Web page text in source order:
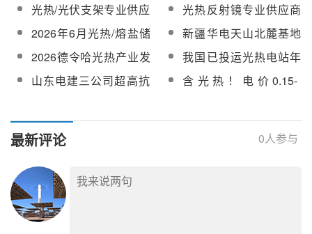
光热/光伏支架专业供应
商—河南天丰新能源科
技股份有限公司加入
CSPPLAZA会员单位
光热反射镜专业供应商
—武汉圣普太阳能科技
有限公司加入
CSPPLAZA会员单位
2026年6月光热/熔盐储
热相关中标项目及单位
一览
新疆华电天山北麓基地
100MW光热发电工程
EPC总承包项目国产熔
盐截止阀、熔盐三偏心
2026德令哈光热产业发
展论坛4月15日召开
我国已投运光热电站年
光电转化效率分析
山东电建三公司超高抗
含光热！电价0.15-
最新评论 0人参与